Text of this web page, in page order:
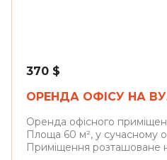
370 $
ОРЕНДА ОФІСУ НА
Оренда офісного
Площа 60 м², у сучасному
Приміщення розташоване